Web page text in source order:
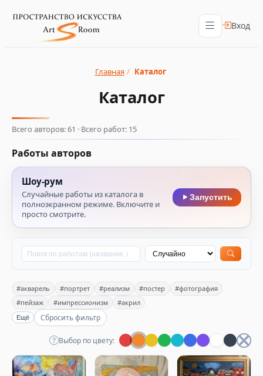
Вход
Главная / Каталог
Каталог
Всего авторов: 61 · Всего работ: 15
Работы авторов
Шоу‑рум
Случайные работы из каталога в
полноэкранном режиме. Включите и
просто смотрите.
Запустить
#акварель #портрет #реализм #постер
#фотография
#пейзаж
#импрессионизм #акрил
Ещё Сбросить фильтр
Выбор по цвету: